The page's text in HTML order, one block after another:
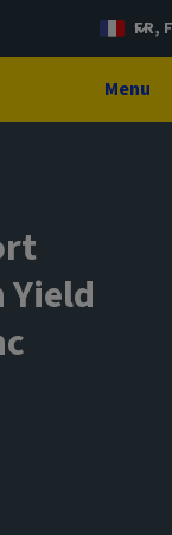
FR,
Menu